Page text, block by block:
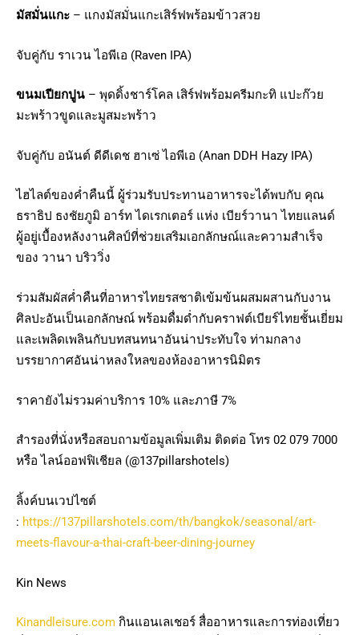
มัสมั่นแกะ – แกงมัสมั่นแกะเสิร์ฟพร้อมข้าวสวย
จับคู่กับ ราเวน ไอพีเอ (Raven IPA)
ขนมเปียกปูน – พุดดิ้งชาร์โคล เสิร์ฟพร้อมครีมกะทิ แปะก๊วย
มะพร้าวขูดและมูสมะพร้าว
จับคู่กับ อนันต์ ดีดีเดช ฮาเซ่ ไอพีเอ (Anan DDH Hazy IPA)
ไฮไลต์ของค่ำคืนนี้ ผู้ร่วมรับประทานอาหารจะได้พบกับ คุณ
ธราธิป ธงชัยภูมิ อาร์ท ไดเรกเตอร์ แห่ง เบียร์วานา ไทยแลนด์
ผู้อยู่เบื้องหลังงานศิลป์ที่ช่วยเสริมเอกลักษณ์และความสำเร็จ
ของ วานา บริววิ่ง
ร่วมสัมผัสค่ำคืนที่อาหารไทยรสชาติเข้มข้นผสมผสานกับงาน
ศิลปะอันเป็นเอกลักษณ์ พร้อมดื่มด่ำกับคราฟต์เบียร์ไทยชั้นเยี่ยม
และเพลิดเพลินกับบทสนทนาอันน่าประทับใจ ท่ามกลาง
บรรยากาศอันน่าหลงใหลของห้องอาหารนิมิตร
ราคายังไม่รวมค่าบริการ 10% และภาษี 7%
สำรองที่นั่งหรือสอบถามข้อมูลเพิ่มเติม ติดต่อ โทร 02 079 7000
หรือ ไลน์ออฟฟิเชียล (@137pillarshotels)
ลิ้งค์บนเวปไซต์
: https://137pillarshotels.com/th/bangkok/seasonal/art-
meets-flavour-a-thai-craft-beer-dining-journey
Kin News
Kinandleisure.com กินแอนเลเชอร์ สื่ออาหารและการท่องเที่ยว